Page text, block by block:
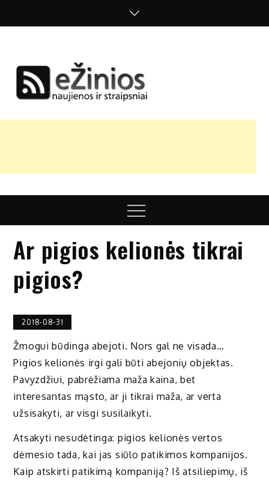
nuomonės
Menu
Ar pigios kelionės tikrai
pigios?
2018-08-31
Žmogui būdinga abejoti. Nors gal ne visada…
Pigios kelionės irgi gali būti abejonių objektas.
Pavyzdžiui, pabrėžiama maža kaina, bet
interesantas mąsto, ar ji tikrai maža, ar verta
užsisakyti, ar visgi susilaikyti.
Atsakyti nesudėtinga: pigios kelionės vertos
dėmesio tada, kai jas siūlo patikimos kompanijos.
Kaip atskirti patikimą kompaniją? Iš atsiliepimų, iš